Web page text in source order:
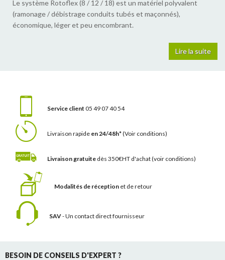
Le système Rotoflex (8 / 12 / 18) est un matériel polyvalent
(ramonage / débistrage conduits tubés et maçonnés),
économique, léger et peu encombrant.
Lire la suite
Service client 05 49 07 40 54
Livraison rapide en 24/48h*(Voir conditions)
Livraison gratuite dès 350€HT d'achat(voir conditions)
Modalités de réception et de retour
SAV- Un contact direct fournisseur
BESOIN DE CONSEILS D'EXPERT ?